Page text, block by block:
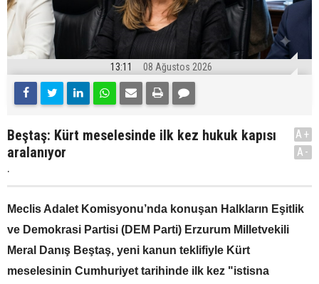
13:11 08 Ağustos 2026
Beştaş: Kürt meselesinde ilk kez hukuk kapısı
aralanıyor
.
A+
A-
Meclis Adalet Komisyonu’nda konuşan Halkların Eşitlik
ve Demokrasi Partisi (DEM Parti) Erzurum Milletvekili
Meral Danış Beştaş, yeni kanun teklifiyle Kürt
meselesinin Cumhuriyet tarihinde ilk kez "istisna